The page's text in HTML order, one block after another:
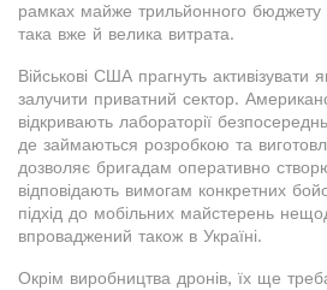
рамках майже трильйонного
така вже й велика витрата.
Військові США прагнуть активізувати
залучити приватний сектор.
відкривають лабораторії
де займаються розробкою та
дозволяє бригадам оперативно
відповідають вимогам конкретних
підхід до мобільних майстерень
впроваджений також в Україні.
Окрім виробництва дронів, їх ще